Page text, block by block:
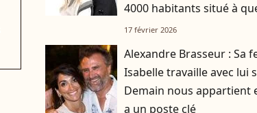
4000 habitants situé à
kilomètre de la métropole
17 février 2026
Alexandre Brasseur : Sa
Isabelle travaille avec lui
Demain nous appartient
a un poste clé